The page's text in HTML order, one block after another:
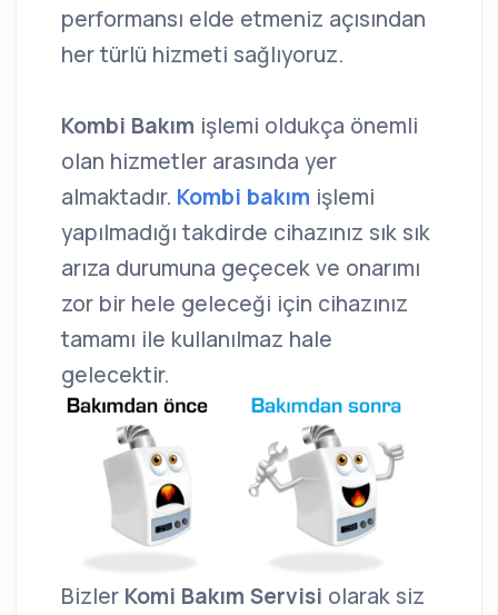
performansı elde etmeniz açısından
her türlü hizmeti sağlıyoruz.
Kombi Bakım işlemi oldukça önemli
olan hizmetler arasında yer
almaktadır. Kombi bakım işlemi
yapılmadığı takdirde cihazınız sık sık
arıza durumuna geçecek ve onarımı
zor bir hele geleceği için cihazınız
tamamı ile kullanılmaz hale
gelecektir.
Bizler Komi Bakım Servisi olarak siz